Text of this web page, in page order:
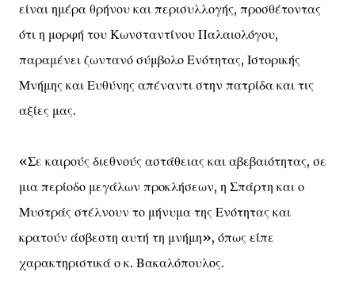
είναι ημέρα θρήνου και περισυλλογής, προσθέτοντας
ότι η μορφή του Κωνσταντίνου Παλαιολόγου,
παραμένει ζωντανό σύμβολο Ενότητας, Ιστορικής
Μνήμης και Ευθύνης απέναντι στην πατρίδα και τις
αξίες μας.
«Σε καιρούς διεθνούς αστάθειας και αβεβαιότητας, σε
μια περίοδο μεγάλων προκλήσεων, η Σπάρτη και ο
Μυστράς στέλνουν το μήνυμα της Ενότητας και
κρατούν άσβεστη αυτή τη μνήμη», όπως είπε
χαρακτηριστικά ο κ. Βακαλόπουλος.